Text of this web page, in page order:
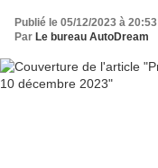
Publié le 05/12/2023 à 20:53
Par Le bureau AutoDream